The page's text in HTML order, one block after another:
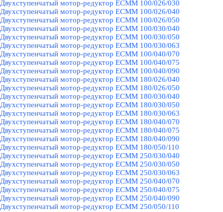
Двухступенчатый мотор-редуктор ECMM 100/026/030
Двухступенчатый мотор-редуктор ECMM 100/026/040
Двухступенчатый мотор-редуктор ECMM 100/026/050
Двухступенчатый мотор-редуктор ECMM 100/030/040
Двухступенчатый мотор-редуктор ECMM 100/030/050
Двухступенчатый мотор-редуктор ECMM 100/030/063
Двухступенчатый мотор-редуктор ECMM 100/040/070
Двухступенчатый мотор-редуктор ECMM 100/040/075
Двухступенчатый мотор-редуктор ECMM 100/040/090
Двухступенчатый мотор-редуктор ECMM 180/026/040
Двухступенчатый мотор-редуктор ECMM 180/026/050
Двухступенчатый мотор-редуктор ECMM 180/030/040
Двухступенчатый мотор-редуктор ECMM 180/030/050
Двухступенчатый мотор-редуктор ECMM 180/030/063
Двухступенчатый мотор-редуктор ECMM 180/040/070
Двухступенчатый мотор-редуктор ECMM 180/040/075
Двухступенчатый мотор-редуктор ECMM 180/040/090
Двухступенчатый мотор-редуктор ECMM 180/050/110
Двухступенчатый мотор-редуктор ECMM 250/030/040
Двухступенчатый мотор-редуктор ECMM 250/030/050
Двухступенчатый мотор-редуктор ECMM 250/030/063
Двухступенчатый мотор-редуктор ECMM 250/040/070
Двухступенчатый мотор-редуктор ECMM 250/040/075
Двухступенчатый мотор-редуктор ECMM 250/040/090
Двухступенчатый мотор-редуктор ECMM 250/050/110